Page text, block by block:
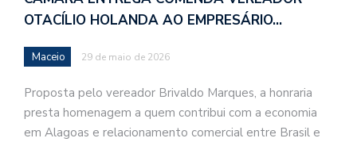
OTACÍLIO HOLANDA AO EMPRESÁRIO…
Maceio 29 de maio de 2026
Proposta pelo vereador Brivaldo Marques, a honraria
presta homenagem a quem contribui com a economia
em Alagoas e relacionamento comercial entre Brasil e